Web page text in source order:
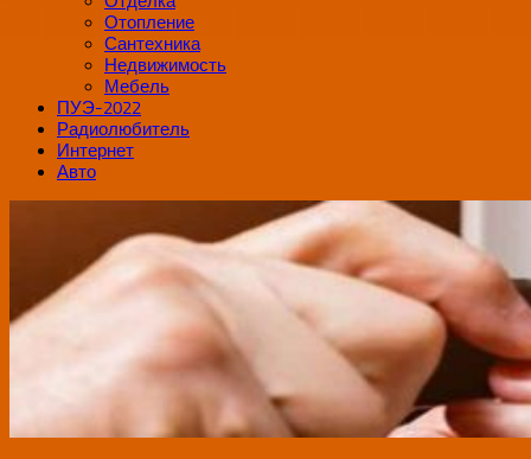
Отопление
Сантехника
Недвижимость
Мебель
ПУЭ-2022
Радиолюбитель
Интернет
Авто